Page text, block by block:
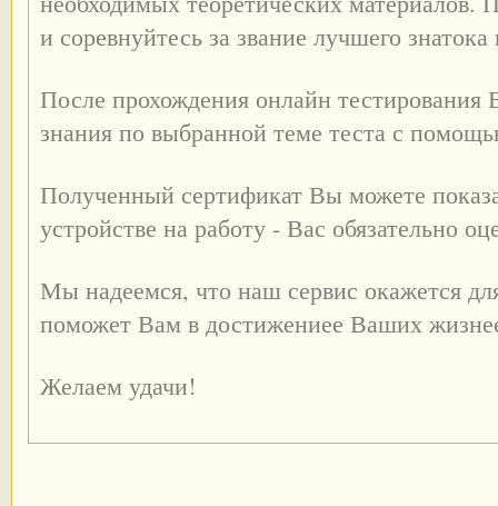
и соревнуйтесь за звание лучшего
После прохождения онлайн тестирования
знания по выбранной теме теста с
Полученный сертификат Вы можете
устройстве на работу - Вас обязательно
Мы надеемся, что наш сервис окажется
поможет Вам в достижениее Ваших
Желаем удачи!